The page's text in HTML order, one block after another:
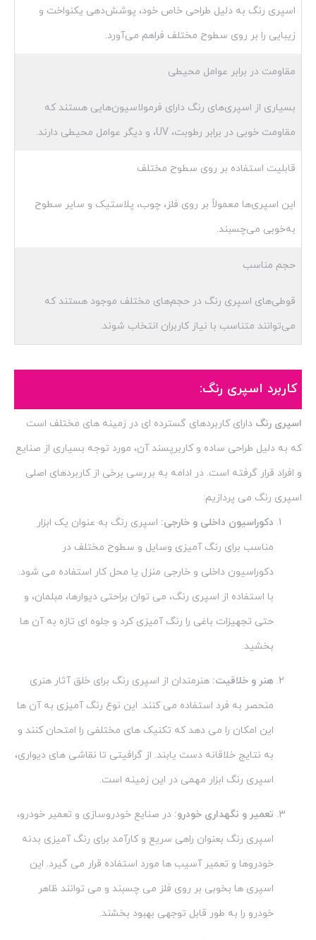
اسپری رنگ به دلیل طراحی خاص خود، پوشش‌دهی یکنواخت و
زیبایی را بر روی سطوح مختلف فراهم می‌آورد.
مقاومت در برابر عوامل محیطی
بسیاری از اسپری‌های رنگ دارای فرمولاسیون‌هایی هستند که
مقاومت خوبی در برابر رطوبت، UV، و دیگر عوامل محیطی دارند.
قابلیت استفاده بر روی سطوح مختلف
این اسپری‌ها معمولاً بر روی فلز، چوب، پلاستیک و سایر سطوح
به‌خوبی می‌چسبند.
حجم مناسب
قوطی‌های اسپری رنگ در حجم‌های مختلف موجود هستند که
می‌توانند متناسب با نیاز کاربران انتخاب شوند.
کاربرد اسپری رنگ:
اسپری رنگ دارای کاربردهای گسترده ای در زمینه های مختلف است
که به دلیل طراحی ساده و کاربرپسند آن، مورد توجه بسیاری از صنایع
و افراد قرار گرفته است. در ادامه به بررسی برخی از کاربردهای اصلی
اسپری رنگ می پردازیم:
دکوراسیون داخلی و خارجی: اسپری رنگ به عنوان یک ابزار
مناسب برای رنگ آمیزی وسایل و سطوح مختلف در
دکوراسیون داخلی و خارجی منزل یا محل کار استفاده می شود.
با استفاده از اسپری رنگ، می توان براحتی دیوارها، مبلمان، و
حتی تجهیزات باغی را رنگ آمیزی کرد و جلوه ای تازه به آن ها
بخشید.
هنر و خلاقیت: هنرمندان از اسپری رنگ برای خلق آثار هنری
منحصر به فرد استفاده می کنند. این نوع رنگ آمیزی به آن ها
این امکان را می دهد که تکنیک های مختلفی را امتحان کنند و
به نتایج خلاقانه دست یابند. از گرافیتی تا نقاشی های دیواری،
اسپری رنگ ابزار مهمی در این زمینه است.
تعمیر و نگهداری خودرو: در صنایع خودروسازی و تعمیر خودرو،
اسپری رنگ بعنوان راهی سریع و کارآمد برای رنگ آمیزی بدنه
خودروها و تعمیر آسیب ها مورد استفاده قرار می گیرد. این
اسپری ها بخوبی بر روی فلز می چسبند و می توانند ظاهر
خودرو را به طور قابل توجهی بهبود بخشند.